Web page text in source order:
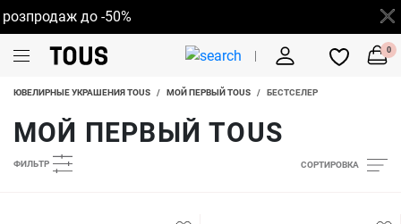
до -50%
0
ЮВЕЛИРНЫЕ УКРАШЕНИЯ TOUS / МОЙ ПЕРВЫЙ TOUS / БЕСТСЕЛЕР
МОЙ ПЕРВЫЙ TOUS
СОРТИРОВКА
ФИЛЬТР